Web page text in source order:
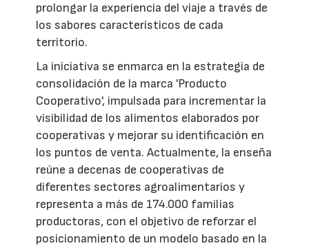
prolongar la experiencia del viaje a través de
los sabores característicos de cada
territorio.
La iniciativa se enmarca en la estrategia de
consolidación de la marca 'Producto
Cooperativo', impulsada para incrementar la
visibilidad de los alimentos elaborados por
cooperativas y mejorar su identificación en
los puntos de venta. Actualmente, la enseña
reúne a decenas de cooperativas de
diferentes sectores agroalimentarios y
representa a más de 174.000 familias
productoras, con el objetivo de reforzar el
posicionamiento de un modelo basado en la